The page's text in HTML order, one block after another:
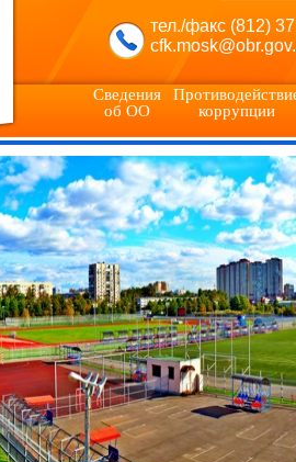
тел./факс (812)
Сведения
об ОО
коррупции